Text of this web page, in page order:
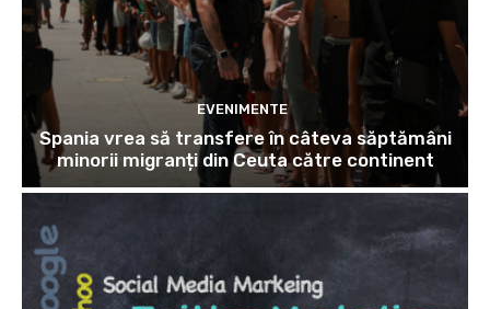
EVENIMENTE
Spania vrea să transfere în câteva săptămâni
minorii migranți din Ceuta către continent